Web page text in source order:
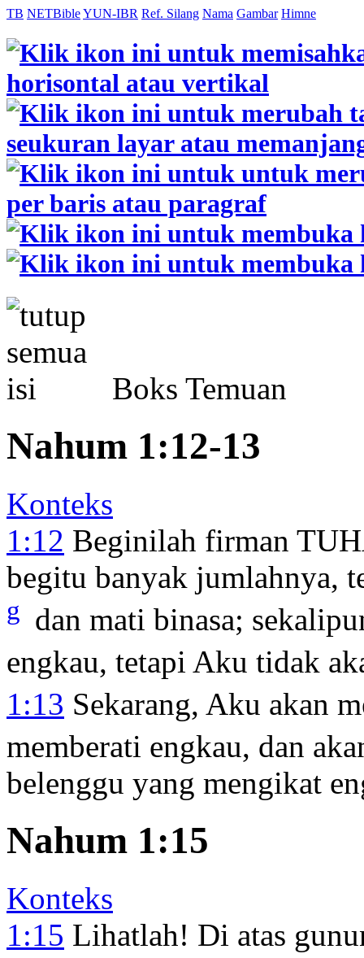
TB NETBibleYUN-IBR Ref. Silang Nama Gambar Himne
Boks Temuan
Nahum 1:12-13
Konteks
1:12 Beginilah firman
begitu banyak jumlahnya,
g dan mati binasa;
engkau, tetapi Aku tidak
1:13 Sekarang, Aku akan
memberati engkau, dan
belenggu yang mengikat
Nahum 1:15
Konteks
1:15 Lihatlah! Di atas